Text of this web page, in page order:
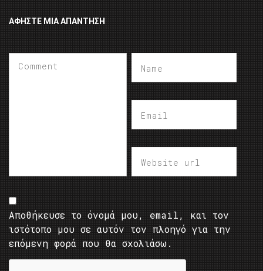
ΑΦΉΣΤΕ ΜΙΑ ΑΠΆΝΤΗΣΗ
Αποθήκευσε το όνομά μου, email, και τον
ιστότοπο μου σε αυτόν τον πλοηγό για την
επόμενη φορά που θα σχολιάσω.